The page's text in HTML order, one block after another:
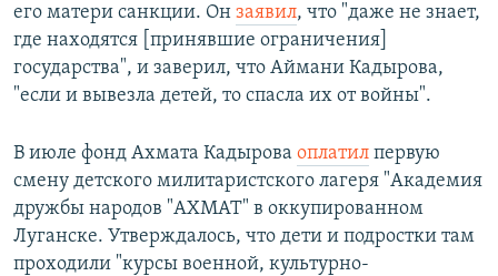
его матери санкции. Он заявил, что "даже не знает,
где находятся [принявшие ограничения]
государства", и заверил, что Аймани Кадырова,
"если и вывезла детей, то спасла их от войны".
В июле фонд Ахмата Кадырова оплатил первую
смену детского милитаристского лагеря "Академия
дружбы народов "АХМАТ" в оккупированном
Луганске. Утверждалось, что дети и подростки там
проходили "курсы военной, культурно-